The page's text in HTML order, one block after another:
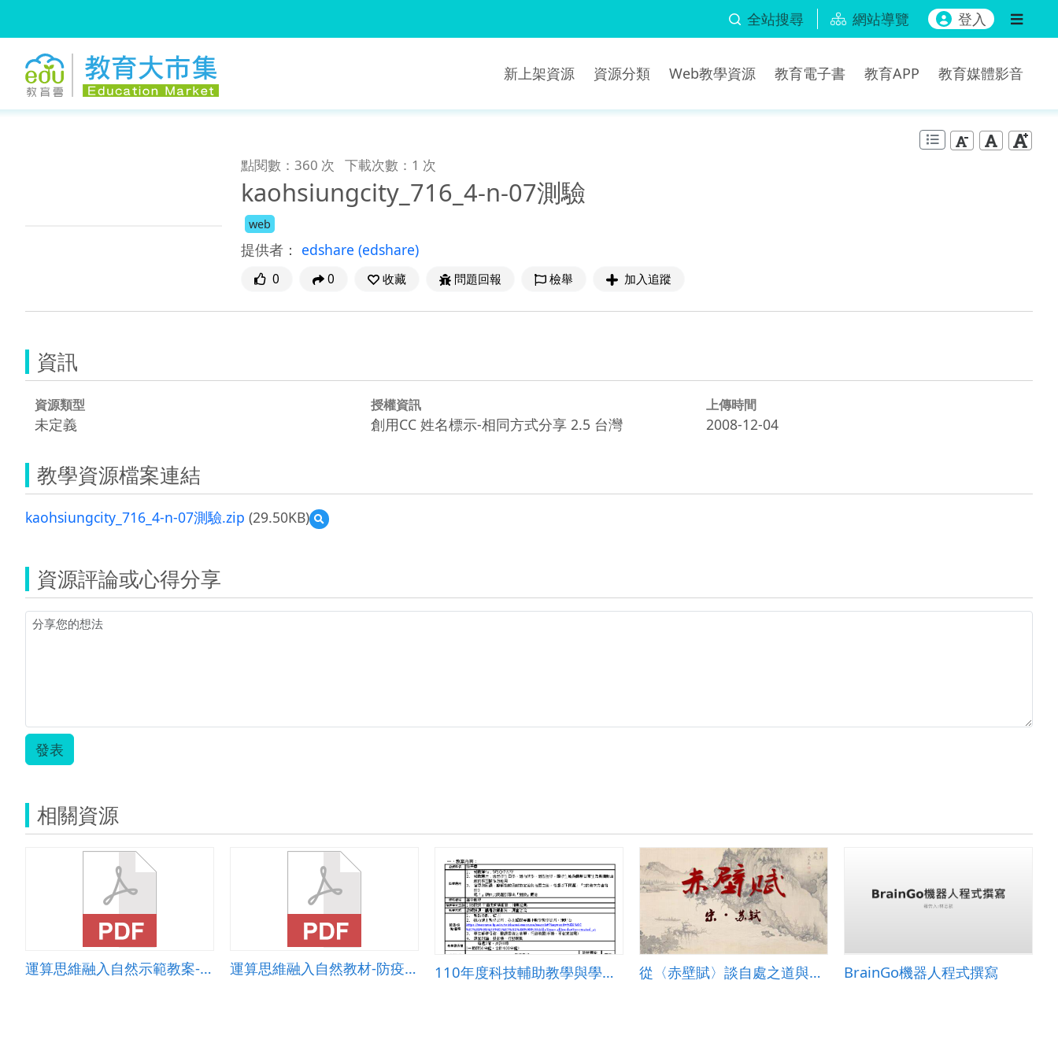
全站搜尋 網站導覽 登入
新上架資源 資源分類 Web教學資源 教育電子書 教育APP 教育媒體影音
點閱數：360 次 下載次數：1 次
kaohsiungcity_716_4-n-07測驗
web
提供者： edshare (edshare)
0 0 收藏 問題回報 檢舉 加入追蹤
資訊
資源類型
未定義
授權資訊
創用CC 姓名標示-相同方式分享 2.5 台灣
上傳時間
2008-12-04
教學資源檔案連結
kaohsiungcity_716_4-n-07測驗.zip (29.50KB)
預
覽
驗.zip
資源評論或心得分享
發表
相關資源
運算思維融入自然示範教案-奇妙的電路-電流急急棒 運算思維融入自然教材-防疫送餐機器人 110年度科技輔助教學與學習計畫(數學科) 從〈赤壁賦〉談自處之道與生活意趣 BrainGo機器人程式撰寫